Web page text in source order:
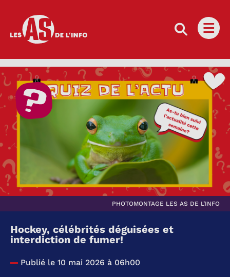
Les as de l'info
PHOTOMONTAGE LES AS DE L’INFO
Hockey, célébrités déguisées et
interdiction de fumer!
Publié le 10 mai 2026 à 06h00